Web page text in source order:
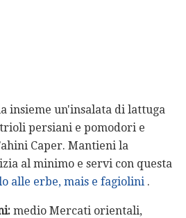
insieme un'insalata di lattuga
persiani e pomodori e
Caper. Mantieni la
al minimo e servi con questa
alle erbe, mais e fagiolini .
medio Mercati orientali,